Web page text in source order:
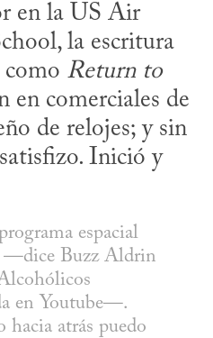
en la US Air
la escritura
como Return to
en comerciales de
de relojes; y sin
Inició y
espacial
—dice Buzz Aldrin
en Youtube—.
atrás puedo